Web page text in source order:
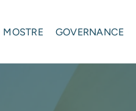
MOSTRE GOVERNANCE